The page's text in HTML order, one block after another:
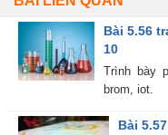
Bài 5.56
10
Trình bày
brom, iot.
Bài